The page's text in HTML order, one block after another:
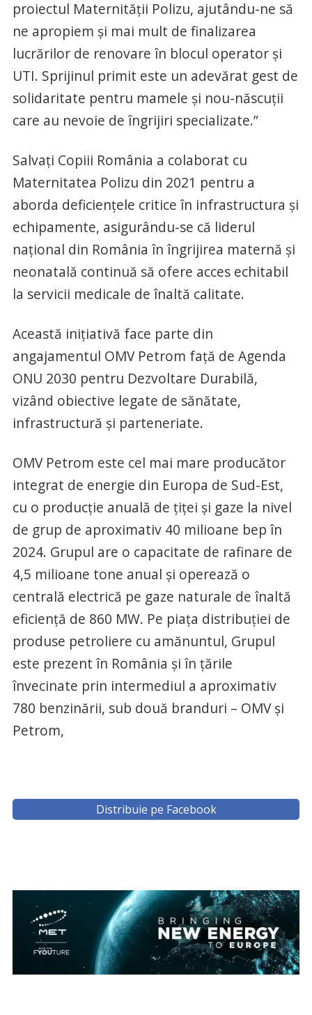
proiectul Maternității Polizu, ajutându-ne să
ne apropiem și mai mult de finalizarea
lucrărilor de renovare în blocul operator și
UTI. Sprijinul primit este un adevărat gest de
solidaritate pentru mamele și nou-născuții
care au nevoie de îngrijiri specializate.”
Salvați Copiii România a colaborat cu
Maternitatea Polizu din 2021 pentru a
aborda deficiențele critice în infrastructura și
echipamente, asigurându-se că liderul
național din România în îngrijirea maternă și
neonatală continuă să ofere acces echitabil
la servicii medicale de înaltă calitate.
Această inițiativă face parte din
angajamentul OMV Petrom față de Agenda
ONU 2030 pentru Dezvoltare Durabilă,
vizând obiective legate de sănătate,
infrastructură și parteneriate.
OMV Petrom este cel mai mare producător
integrat de energie din Europa de Sud-Est,
cu o producție anuală de țiței și gaze la nivel
de grup de aproximativ 40 milioane bep în
2024. Grupul are o capacitate de rafinare de
4,5 milioane tone anual și operează o
centrală electrică pe gaze naturale de înaltă
eficiență de 860 MW. Pe piața distribuției de
produse petroliere cu amănuntul, Grupul
este prezent în România și în țările
învecinate prin intermediul a aproximativ
780 benzinării, sub două branduri – OMV și
Petrom,
Distribuie pe Facebook